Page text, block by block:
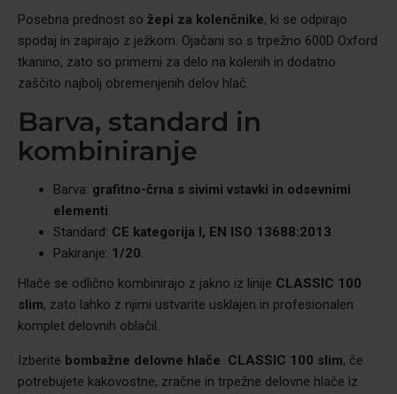
Posebna prednost so žepi za kolenčnike, ki se odpirajo
spodaj in zapirajo z ježkom. Ojačani so s trpežno 600D Oxford
tkanino, zato so primerni za delo na kolenih in dodatno
zaščito najbolj obremenjenih delov hlač.
Barva, standard in
kombiniranje
Barva: grafitno-črna s sivimi vstavki in odsevnimi
elementi.
Standard: CE kategorija I, EN ISO 13688:2013.
Pakiranje: 1/20.
Hlače se odlično kombinirajo z jakno iz linije CLASSIC 100
slim, zato lahko z njimi ustvarite usklajen in profesionalen
komplet delovnih oblačil.
Izberite bombažne delovne hlače CLASSIC 100 slim, če
potrebujete kakovostne, zračne in trpežne delovne hlače iz